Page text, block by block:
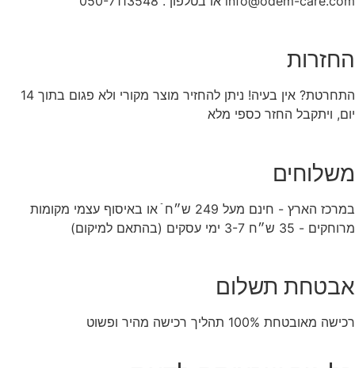
החזרות
התחרטת? אין בעיה! ניתן להחזיר מוצר מקורי ולא פגום בתוך 14
יום, ויתקבל החזר כספי מלא
משלוחים
במרכז הארץ - חינם מעל 249 ש״ח ֿ או באיסוף עצמי מקומות
מרוחקים - 35 ש״ח 3-7 ימי עסקים (בהתאם למיקום)
אבטחת תשלום
רכישה מאובטחת 100% תהליך רכישה מהיר ופשוט